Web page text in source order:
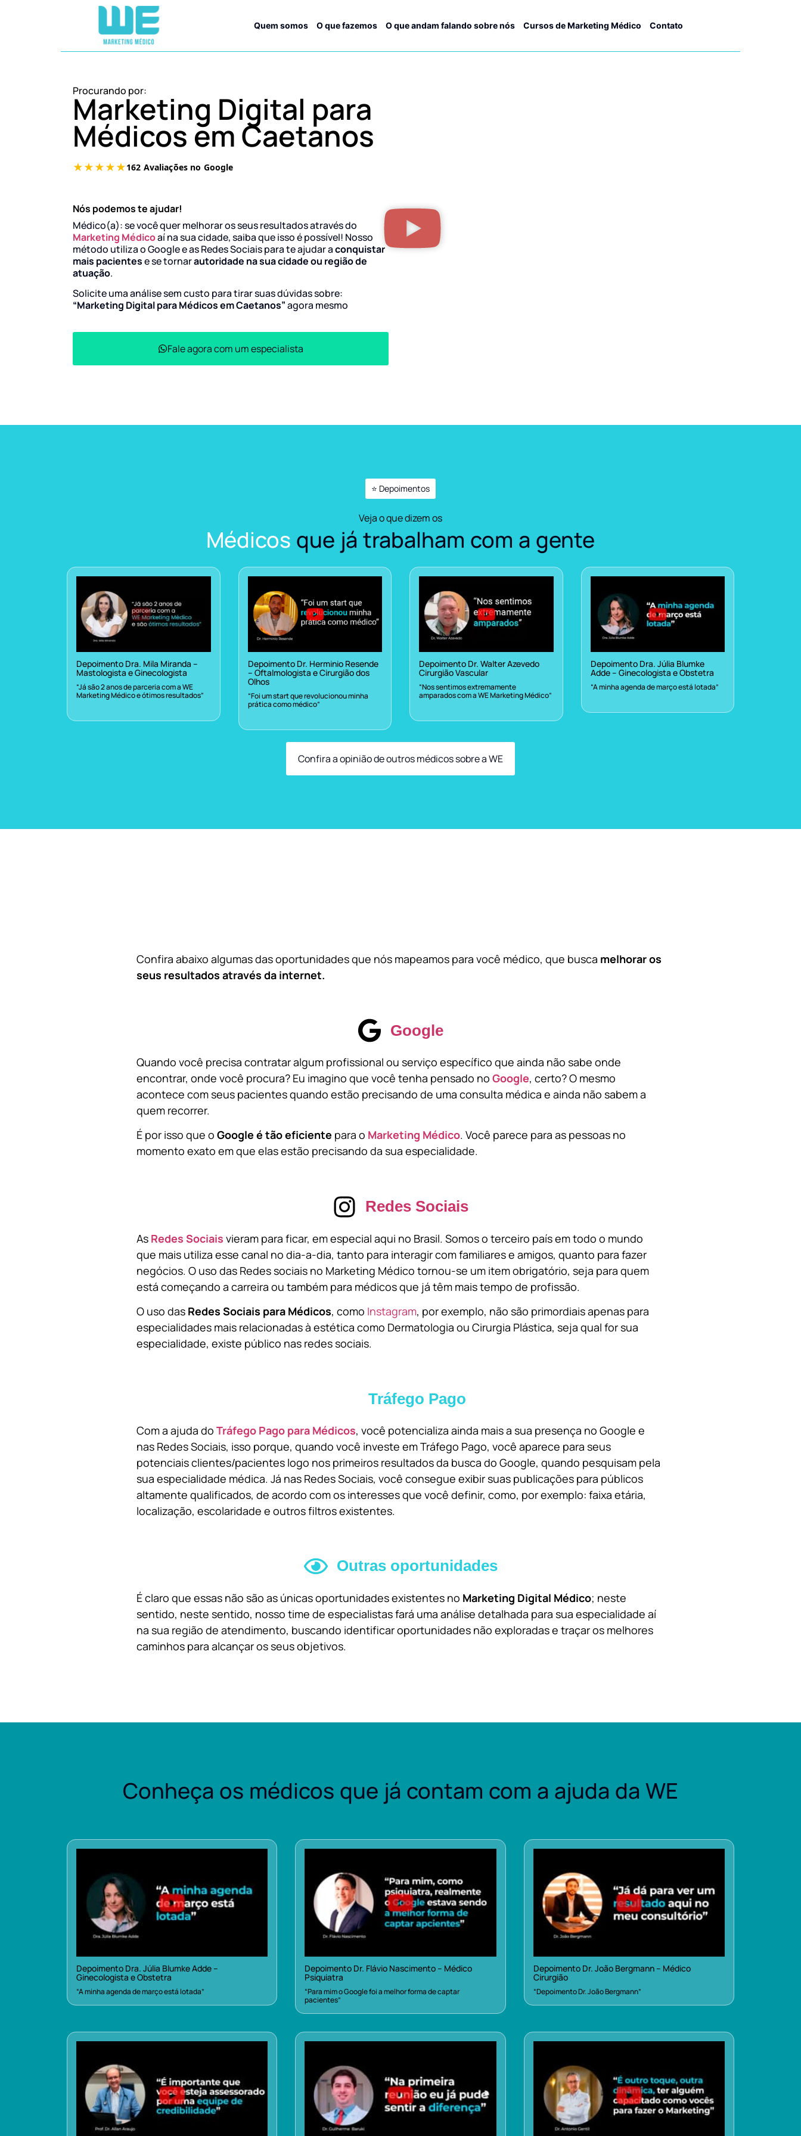
Quem somos O que fazemos O que andam falando sobre nós Cursos de Marketing Médico Contato
Procurando por:
Marketing Digital para
Médicos em Caetanos
Nós podemos te ajudar!
Médico(a): se você quer melhorar os seus resultados através do
Marketing Médicoaí na sua cidade, saiba que isso é possível! Nosso
método utiliza o Google e as Redes Sociais para te ajudar aconquistar
mais pacientese se tornarautoridade na sua cidade ou região de
atuação.
Solicite uma análise sem custo para tirar suas dúvidas sobre:
“Marketing Digital para Médicos em Caetanos”agora mesmo
Fale agora com um especialista
⭐ Depoimentos
Veja o que dizem os
Médicos que já trabalham com a gente
Depoimento Dra. Mila Miranda –
Mastologista e Ginecologista
“Já são 2 anos de parceria com a WE
Marketing Médico e ótimos resultados”
Depoimento Dr. Herminio Resende
– Oftalmologista e Cirurgião dos
Olhos
“Foi um start que revolucionou minha
prática como médico”
Depoimento Dr. Walter Azevedo
Cirurgião Vascular
“Nos sentimos extremamente
amparados com a WE Marketing Médico”
Depoimento Dra. Júlia Blumke
Adde – Ginecologista e Obstetra
“A minha agenda de março está lotada”
Confira a opinião de outros médicos sobre a WE
Confira abaixo algumas das oportunidades que nós mapeamos para você médico, que busca melhorar os
seus resultados através da internet.
Google
Quando você precisa contratar algum profissional ou serviço específico que ainda não sabe onde
encontrar, onde você procura? Eu imagino que você tenha pensado no Google, certo? O mesmo
acontece com seus pacientes quando estão precisando de uma consulta médica e ainda não sabem a
quem recorrer.
É por isso que o Google é tão eficiente para o Marketing Médico. Você parece para as pessoas no
momento exato em que elas estão precisando da sua especialidade.
Redes Sociais
As Redes Sociais vieram para ficar, em especial aqui no Brasil. Somos o terceiro país em todo o mundo
que mais utiliza esse canal no dia-a-dia, tanto para interagir com familiares e amigos, quanto para fazer
negócios. O uso das Redes sociais no Marketing Médico tornou-se um item obrigatório, seja para quem
está começando a carreira ou também para médicos que já têm mais tempo de profissão.
O uso das Redes Sociais para Médicos, como Instagram, por exemplo, não são primordiais apenas para
especialidades mais relacionadas à estética como Dermatologia ou Cirurgia Plástica, seja qual for sua
especialidade, existe público nas redes sociais.
Tráfego Pago
Com a ajuda do Tráfego Pago para Médicos, você potencializa ainda mais a sua presença no Google e
nas Redes Sociais, isso porque, quando você investe em Tráfego Pago, você aparece para seus
potenciais clientes/pacientes logo nos primeiros resultados da busca do Google, quando pesquisam pela
sua especialidade médica. Já nas Redes Sociais, você consegue exibir suas publicações para públicos
altamente qualificados, de acordo com os interesses que você definir, como, por exemplo: faixa etária,
localização, escolaridade e outros filtros existentes.
Outras oportunidades
É claro que essas não são as únicas oportunidades existentes no Marketing Digital Médico; neste
sentido, neste sentido, nosso time de especialistas fará uma análise detalhada para sua especialidade aí
na sua região de atendimento, buscando identificar oportunidades não exploradas e traçar os melhores
caminhos para alcançar os seus objetivos.
Conheça os médicos que já contam com a ajuda da WE
Depoimento Dra. Júlia Blumke Adde –
Ginecologista e Obstetra
“A minha agenda de março está lotada”
Depoimento Dr. Flávio Nascimento – Médico
Psiquiatra
“Para mim o Google foi a melhor forma de captar
pacientes”
Depoimento Dr. João Bergmann – Médico
Cirurgião
“Depoimento Dr. João Bergmann”